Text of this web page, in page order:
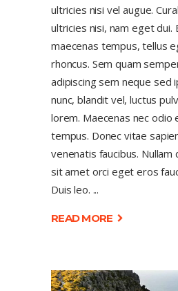
ultricies nisi vel augue.
ultricies nisi, nam eget dui.
maecenas tempus, tellus
rhoncus. Sem quam
adipiscing sem neque sed
nunc, blandit vel, luctus
lorem. Maecenas nec odio
tempus. Donec vitae
venenatis faucibus. Nullam
sit amet orci eget eros
Duis leo.
READ MORE